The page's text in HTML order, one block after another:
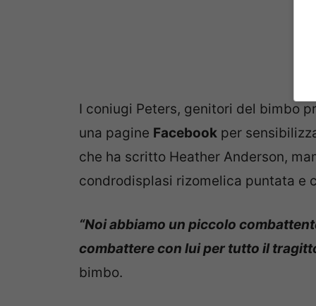
I coniugi Peters, genitori del bimbo
una pagine Facebook per
che ha scritto Heather Anderson,
condrodisplasi rizomelica puntata e
“Noi abbiamo un piccolo
combattere con lui per tutto il
bimbo.